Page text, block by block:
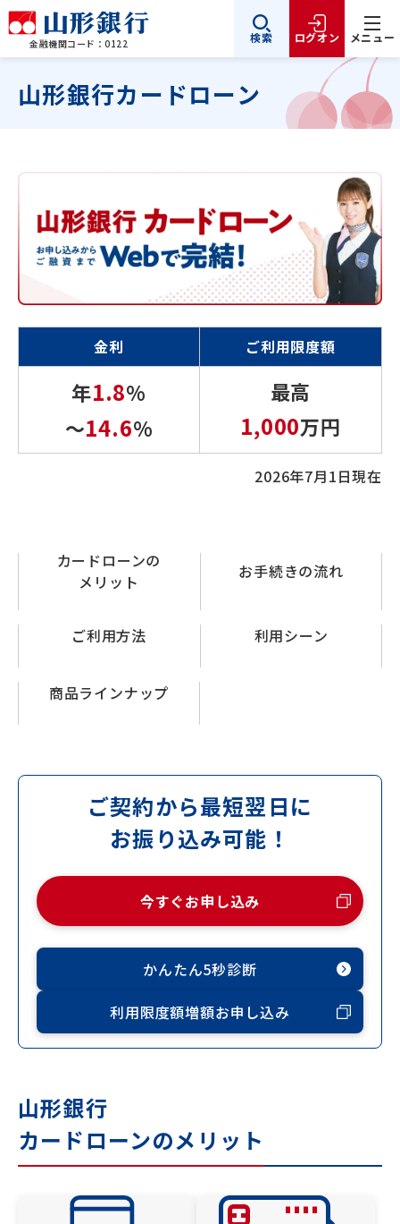
金融機関コード：0122 検索 ログオン メニュー
山形銀行カードローン
金利 ご利用限度額
年1.8%
～14.6%
最高
1,000万円
2026年7月1日現在
カードローンの
メリット
お手続きの流れ
ご利用方法 利用シーン
商品ラインナップ
ご契約から最短翌日に
お振り込み可能！
今すぐお申し込み
かんたん5秒診断
利用限度額増額お申し込み
山形銀行
カードローンのメリット